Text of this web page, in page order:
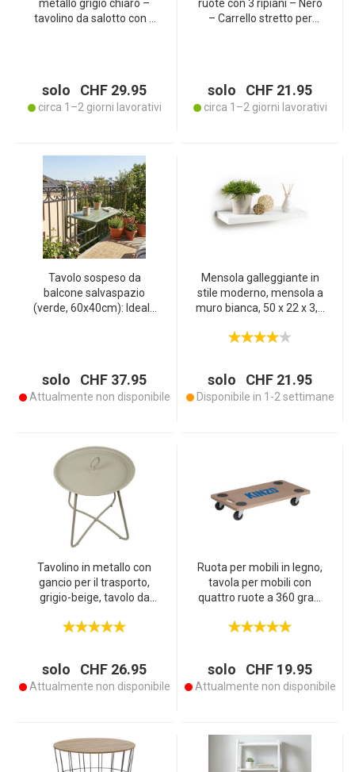
metallo grigio chiaro –
tavolino da salotto con 2
CHX3726
solo CHF 29.95
circa 1–2 giorni lavorativi
ruote con 3 ripiani – Nero
– Carrello stretto per
solo CHF 21.95
circa 1–2 giorni lavorativi
Tavolo sospeso da
balcone salvaspazio
(verde, 60x40cm): Ideale
all‘aperto
solo CHF 37.95
Attualmente non disponibile
Mensola galleggiante in
stile moderno, mensola a
muro bianca, 50 x 22 x 3,4
solo CHF 21.95
Disponibile in 1-2 settimane
Tavolino in metallo con
gancio per il trasporto,
grigio-beige, tavolo da
solo CHF 26.95
Attualmente non disponibile
Ruota per mobili in legno,
tavola per mobili con
quattro ruote a 360 gradi
solo CHF 19.95
Attualmente non disponibile